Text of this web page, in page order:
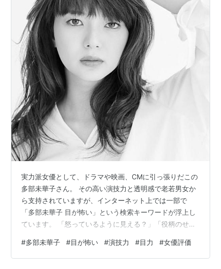
実力派女優として、ドラマや映画、CMに引っ張りだこの
多部未華子さん。 その高い演技力と透明感で老若男女か
ら支持されていますが、インターネット上では一部で
「多部未華子 目が怖い」という検索キーワードが浮上し
ています。 「怒っているように見える？」「役柄のせ
なくないようです。 これは決して彼女の性格や容姿が否
定されているわけではなく、むしろ感情を瞳だけで表現
#多部未華子 #目が怖い #演技力 #目力 #女優評価